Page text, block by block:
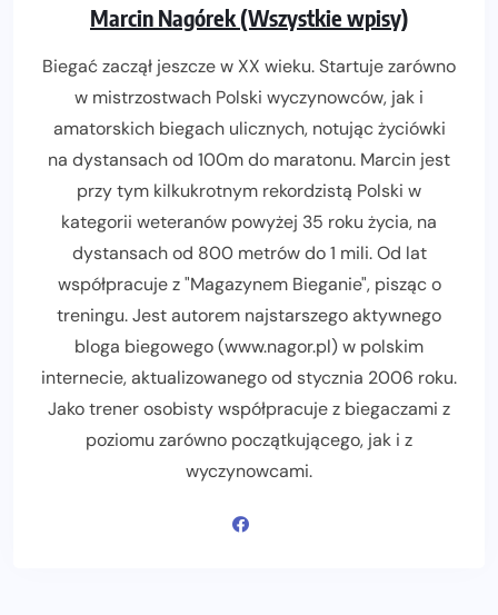
Marcin Nagórek (Wszystkie wpisy)
Biegać zaczął jeszcze w XX wieku. Startuje zarówno
w mistrzostwach Polski wyczynowców, jak i
amatorskich biegach ulicznych, notując życiówki
na dystansach od 100m do maratonu. Marcin jest
przy tym kilkukrotnym rekordzistą Polski w
kategorii weteranów powyżej 35 roku życia, na
dystansach od 800 metrów do 1 mili. Od lat
współpracuje z "Magazynem Bieganie", pisząc o
treningu. Jest autorem najstarszego aktywnego
bloga biegowego (www.nagor.pl) w polskim
internecie, aktualizowanego od stycznia 2006 roku.
Jako trener osobisty współpracuje z biegaczami z
poziomu zarówno początkującego, jak i z
wyczynowcami.